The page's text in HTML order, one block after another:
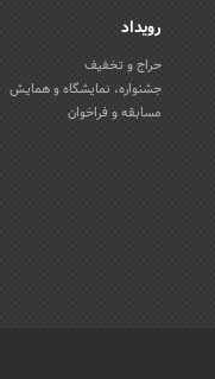
رویداد
حراج و تخفیف
جشنواره، نمایشگاه و همایش
مسابقه و فراخوان